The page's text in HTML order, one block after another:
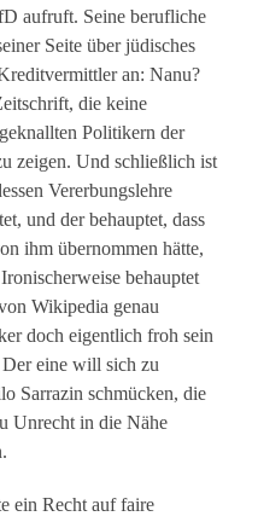
aufruft. Seine berufliche
Seite über jüdisches
an: Nanu?
die keine
Politikern der
zeigen. Und schließlich ist
Vererbungslehre
und der behauptet, dass
ihm übernommen hätte,
behauptet
Wikipedia genau
doch eigentlich froh sein
eine will sich zu
Sarrazin schmücken, die
Unrecht in die Nähe
ein Recht auf faire